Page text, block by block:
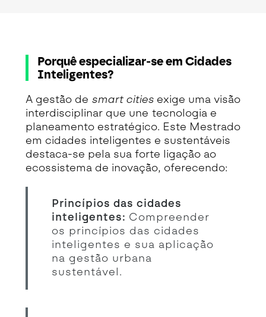
Porquê especializar-se em Cidades
Inteligentes?
A gestão de smart citiesexige uma visão
interdisciplinar que une tecnologia e
planeamento estratégico. Este Mestrado
em cidades inteligentes e sustentáveis
destaca-se pela sua forte ligação ao
ecossistema de inovação, oferecendo:
Princípios das cidades
inteligentes: Compreender
os princípios das cidades
inteligentes e sua aplicação
na gestão urbana
sustentável.